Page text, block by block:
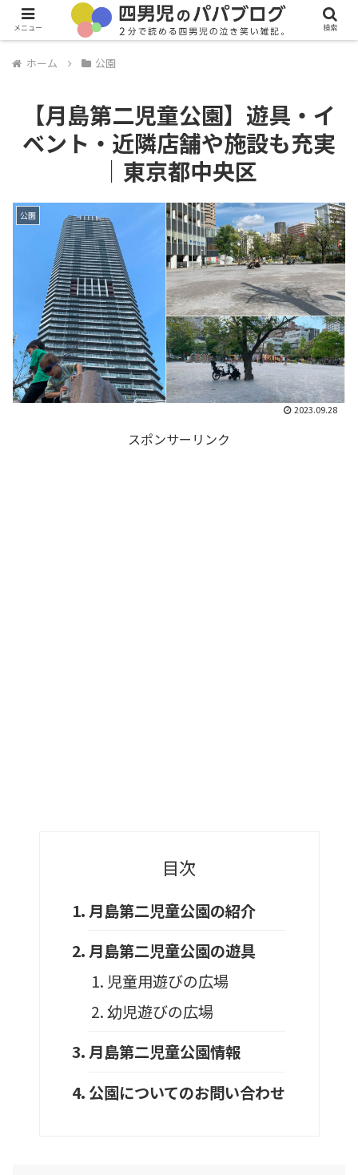
ホーム 公園
【月島第二児童公園】遊具・イ
ベント・近隣店舗や施設も充実
｜東京都中央区
公園
2023.09.28
スポンサーリンク
目次
月島第二児童公園の紹介
月島第二児童公園の遊具
児童用遊びの広場
幼児遊びの広場
月島第二児童公園情報
公園についてのお問い合わせ
メニュー 検索